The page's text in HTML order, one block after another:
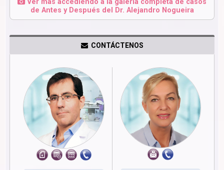
Ver más accediendo a la galería completa de casos
de Antes y Después del Dr. Alejandro Nogueira
CONTÁCTENOS